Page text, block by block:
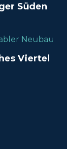
Süden
Viertel